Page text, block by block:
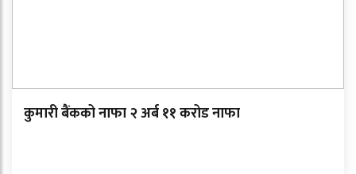
कुमारी बैंकको नाफा २ अर्ब ११ करोड नाफा